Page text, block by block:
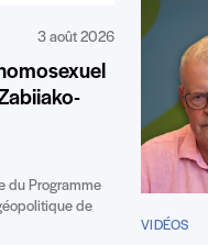
3 août 2026
du Programme
de
VIDÉOS